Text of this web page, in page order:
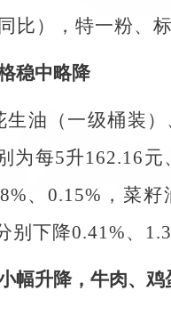
比），特一粉、
稳中略降
生油（一级桶装
为每5升162.16
、0.15%，菜
别下降0.41%、
幅升降，牛肉、